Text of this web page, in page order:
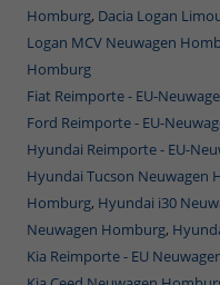
Homburg, Dacia Logan
Logan MCV Neuwagen
Homburg
Fiat Reimporte - EU-
Ford Reimporte - EU-
Hyundai Reimporte - EU-
Hyundai Tucson Neuwagen
Homburg, Hyundai i30
Neuwagen Homburg,
Kia Reimporte - EU